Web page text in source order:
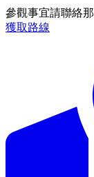
參觀事宜請聯絡那
獲取路線